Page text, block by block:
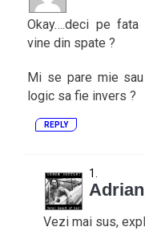
Okay….deci pe fata
vine din spate ?
Mi se pare mie
logic sa fie invers ?
REPLY
Adrian
Vezi mai sus,